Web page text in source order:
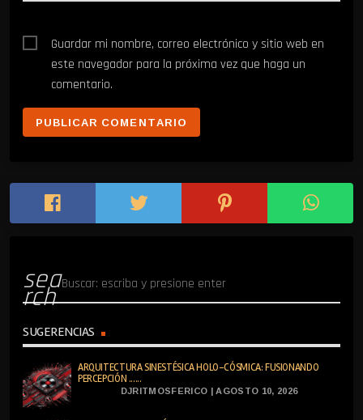
Guardar mi nombre, correo electrónico y sitio web en
este navegador para la próxima vez que haga un
comentario.
sea
rch
SUGERENCIAS
ARQUITECTURA SINESTÉSICA HOLO-CÓSMICA: FUSIONANDO
PERCEPCIÓN ......
DJRITMOSFERICO | AGOSTO 10, 2026